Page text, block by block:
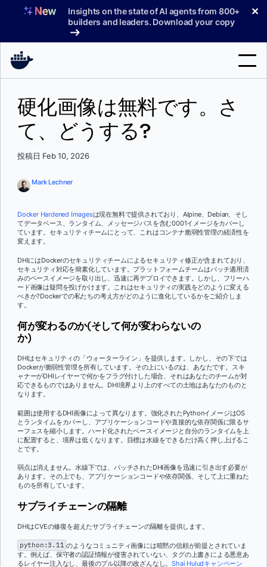
へ
Insights on the state of AI agents from 800+
builders and leaders. Download your copy
✕
ドキュメント
索
硬化画像は無料です。さ
て、どうする?
投稿日 Feb 10, 2026
Mark Lechner
Docker Hardened Imagesは現在無料で提供されており、Alpine、Debian、そし
てデータベース、ランタイム、メッセージバスを含む0001イメージをカバーし
ています。セキュリティチームにとって、これはコンテナ脆弱性管理の経済性を
変えます。
DHIにはDockerのセキュリティチームによるセキュリティ修正が含まれており、
セキュリティ対応を簡素化しています。プラットフォームチームはパッチ適用済
みのベースイメージを取り出し、迅速に再デプロイできます。しかし、フリーハ
ード画像は疑問を投げかけます。これはセキュリティの実践をどのように変える
べきか?Dockerでの私たちの考え方がどのように進化しているかをご紹介しま
す。
何が変わるのか(そして何が変わらないの
か)
DHIはセキュリティの「ウォーターライン」を提供します。しかし、その下では
Dockerが脆弱性管理を所有しています。その上にいるのは、あなたです。スキ
ャナーがDHIレイヤーで何かをフラグ付けした場合、それはあなたのチームが対
応できるものではありません。DHI境界より上のすべての土地はあなたのものと
なります。
範囲は使用するDHI画像によって異なります。強化されたPythonイメージはOS
とランタイムをカバーし、アプリケーションコードや直接的な依存関係に限るサ
ーフェスを縮小します。ハード化されたベースイメージと自分のランタイムを上
に配置すると、境界は低くなります。目標は水線をできるだけ高く押し上げるこ
とです。
弱点は消えません。水線下では、パッチされたDHI画像を迅速に引き出す必要が
あります。その上でも、アプリケーションコードや依存関係、そして上に重ねた
ものを所有しています。
サプライチェーンの隔離
DHIはCVEの修復を超えたサプライチェーンの隔離を提供します。
python:3.11 のようなコミュニティ画像には暗黙の信頼が前提とされていま
す。例えば、保守者の認証情報が侵害されていない、タグの上書きによる悪意あ
るレイヤー注入なし、最後のプル以降の改ざんなし。Shai Huludキャンペーン